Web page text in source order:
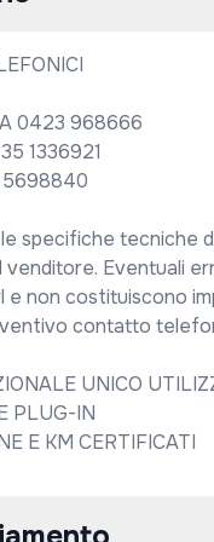
0423 968666
1336921
5698840
specifiche tecniche
Eventuali
e non costituiscono
contatto
UNICO
PLUG-IN
E KM CERTIFICATI